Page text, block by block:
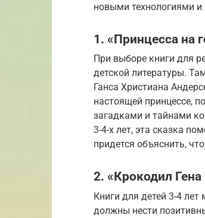
новыми технологиями и
1. «Принцесса на
При выборе книги для
детской литературы.
Ганса Христиана
настоящей принцессе,
загадками и тайнами
3-4-х лет, эта сказка
придется объяснить,
2. «Крокодил Гена
Книги для детей 3-4
должны нести